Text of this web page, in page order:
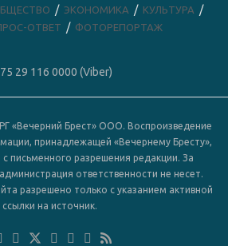
ЭКОНОМИКА
КУЛЬТУРА
ОТВЕТ ФОТОРЕПОРТАЖ
29 116 0000 (Viber)
«Вечерний Брест» ООО. Воспроизведение
принадлежащей «Вечернему Бресту»,
с письменного разрешения редакции. За
ответственности не несет.
разрешено только с указанием активной
ссылки на источник.